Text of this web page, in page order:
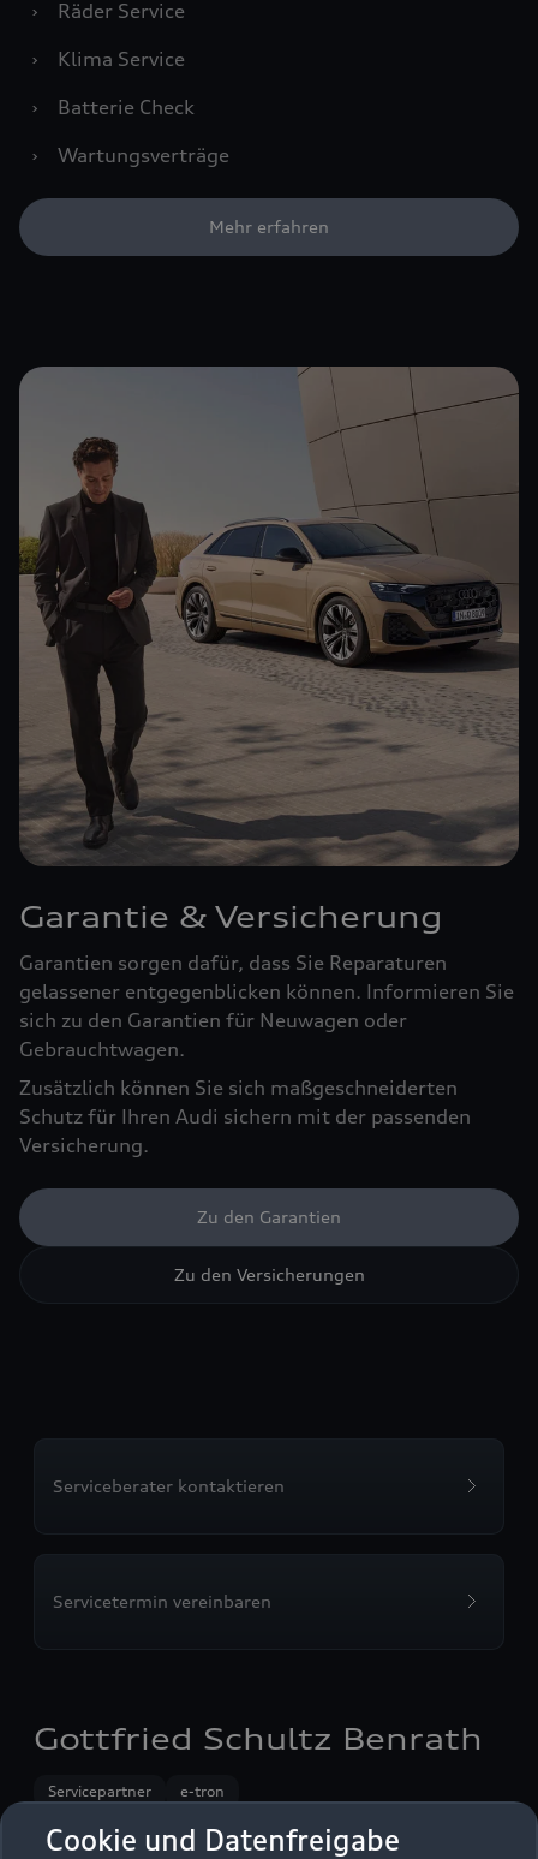
Cookie und Datenfreigabe
›
Räder Service
›
Klima Service
›
Batterie Check
›
Wartungsverträge
Mehr erfahren
Garantie & Versicherung
Garantien sorgen dafür, dass Sie Reparaturen
gelassener entgegenblicken können. Informieren Sie
sich zu den Garantien für Neuwagen oder
Gebrauchtwagen.
Zusätzlich können Sie sich maßgeschneiderten
Schutz für Ihren Audi sichern mit der passenden
Versicherung.
Zu den Garantien
Zu den Versicherungen
Serviceberater kontaktieren
Servicetermin vereinbaren
Gottfried Schultz Benrath
Servicepartner e-tron